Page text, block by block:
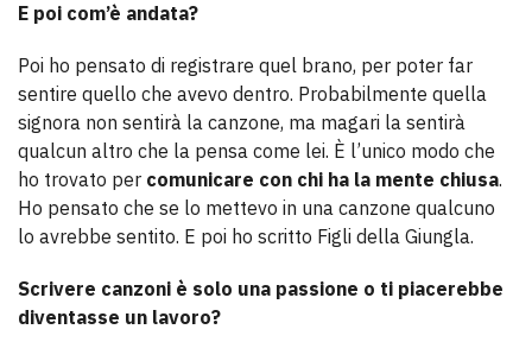
E poi com’è andata?
Poi ho pensato di registrare quel brano, per poter far
sentire quello che avevo dentro. Probabilmente quella
signora non sentirà la canzone, ma magari la sentirà
qualcun altro che la pensa come lei. È l’unico modo che
ho trovato per comunicare con chi ha la mente chiusa.
Ho pensato che se lo mettevo in una canzone qualcuno
lo avrebbe sentito. E poi ho scritto Figli della Giungla.
Scrivere canzoni è solo una passione o ti piacerebbe
diventasse un lavoro?